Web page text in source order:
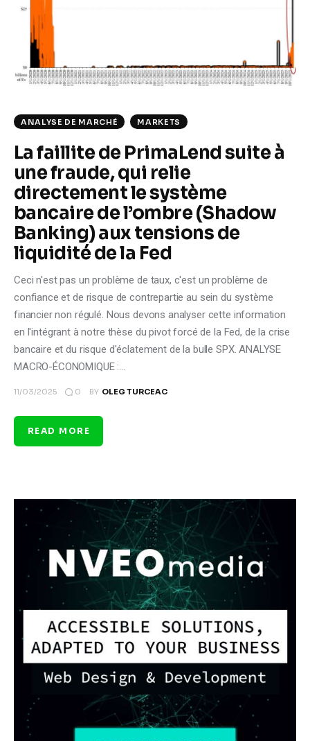
Tech
Reports
Shop
ANALYSE DE MARCHÉ MARKETS
La faillite de PrimaLend suite à
une fraude, qui relie
directement le système
bancaire de l’ombre (Shadow
Banking) aux tensions de
liquidité de la Fed
Ceci n'est pas un problème de taux, c'est un problème de
confiance et de risque de contrepartie au sein du système
financier non régulé. Nous devons analyser cette information
en l'intégrant à notre thèse du pivot forcé de la Fed, de la crise
bancaire et du risque d'éclatement de la bulle SPX. ANALYSE
MACRO-ÉCONOMIQUE :…
11/03/2025 0 BY OLEG TURCEAC
READ MORE